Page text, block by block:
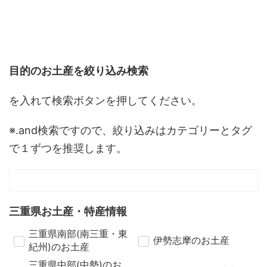
目的のお土産を絞り込み検索
を入れて検索ボタンを押してください。
※.and検索ですので、絞り込みはカテゴリーとタグ
で１ずつを推奨します。
三重県お土産・特産情報
三重県南部(南三重・東
紀州)のお土産
伊勢志摩のお土産